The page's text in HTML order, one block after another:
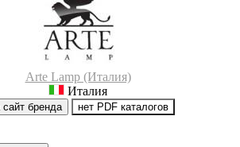
Arte Lamp (Италия)
Италия
сайт бренда нет PDF каталогов